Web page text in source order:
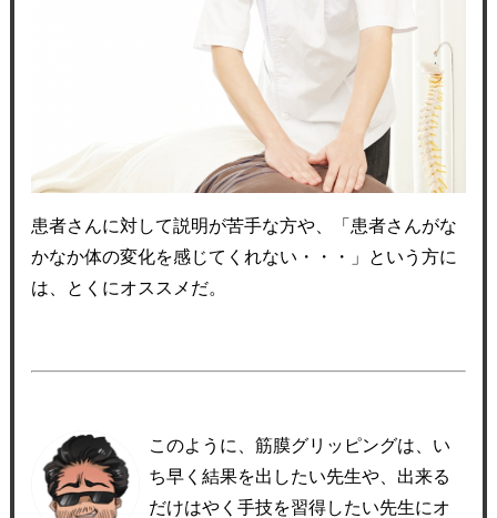
患者さんに対して説明が苦手な方や、「患者さんがな
かなか体の変化を感じてくれない・・・」という方に
は、とくにオススメだ。
このように、筋膜グリッピングは、い
ち早く結果を出したい先生や、出来る
だけはやく手技を習得したい先生にオ